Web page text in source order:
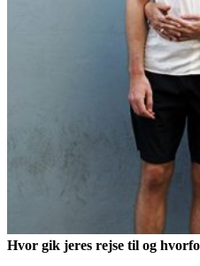
Hvor gik jeres rejse til og